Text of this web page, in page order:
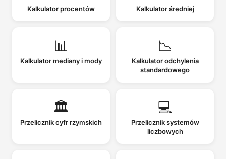
Kalkulator procentów Kalkulator średniej
📊
Kalkulator mediany i mody
📉
Kalkulator odchylenia
standardowego
🏛️
Przelicznik cyfr rzymskich
💻
Przelicznik systemów
liczbowych